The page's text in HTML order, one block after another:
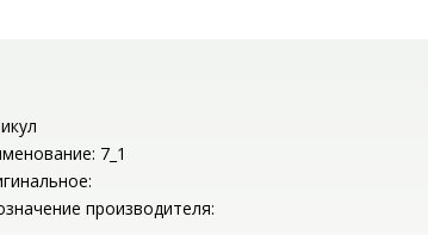
7_1
производителя: